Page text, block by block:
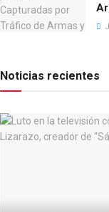
Noticias recientes